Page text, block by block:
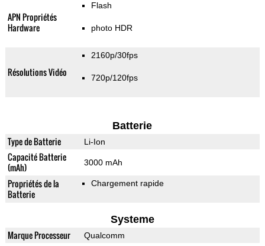
APN Propriétés
Hardware
Flash
photo HDR
Résolutions Vidéo
2160p/30fps
720p/120fps
Batterie
Type de Batterie Li-Ion
Capacité Batterie
(mAh)
3000 mAh
Propriétés de la
Batterie
Chargement rapide
Systeme
Marque Processeur Qualcomm